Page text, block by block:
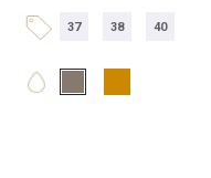
37 38 40